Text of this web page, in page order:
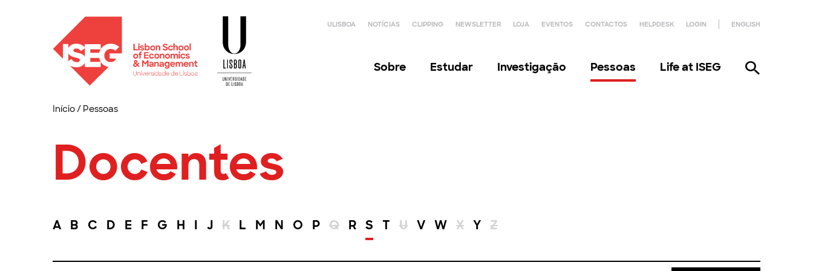
ULISBOA NOTÍCIAS CLIPPING NEWSLETTER LOJA EVENTOS CONTACTOS HELPDESK LOGIN ENGLISH
Sobre Estudar Investigação Pessoas Life at ISEG
Início/ Pessoas
Docentes
A B C D E F G H I J K L M N O P Q R S T U V W X Y Z